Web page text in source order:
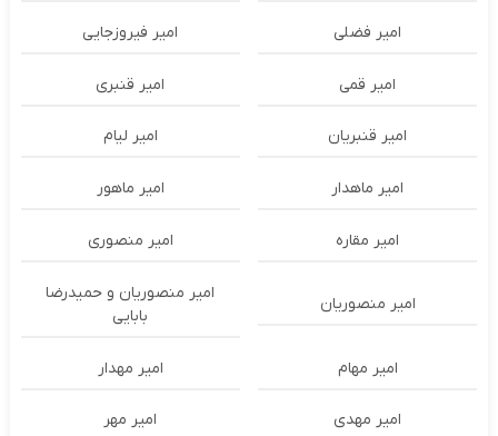
امیر فضلی امیر فیروزجایی
امیر قمی امیر قنبری
امیر قنبریان امیر لیام
امیر ماهدار امیر ماهور
امیر مقاره امیر منصوری
امیر منصوریان
امیر منصوریان و حمیدرضا
بابایی
امیر مهام امیر مهدار
امیر مهدی امیر مهر